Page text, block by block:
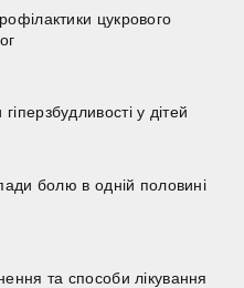
цукрового
у дітей
болю в одній половині
та способи лікування